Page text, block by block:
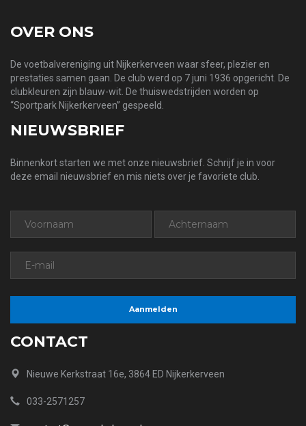
OVER ONS
De voetbalvereniging uit Nijkerkerveen waar sfeer, plezier en
prestaties samen gaan. De club werd op 7 juni 1936 opgericht. De
clubkleuren zijn blauw-wit. De thuiswedstrijden worden op
“Sportpark Nijkerkerveen” gespeeld.
NIEUWSBRIEF
Binnenkort starten we met onze nieuwsbrief. Schrijf je in voor
deze email nieuwsbrief en mis niets over je favoriete club.
CONTACT
Nieuwe Kerkstraat 16e, 3864 ED Nijkerkerveen
033-2571257